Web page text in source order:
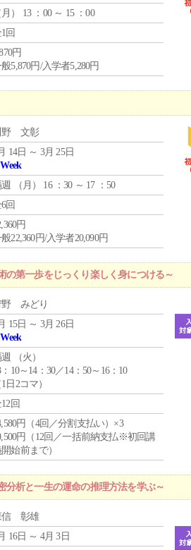
月 ） 13 ：00 ～ 15 ：00
回
円
5,870円/入学者5,280円
野 文彰
14日 ～ 3月 25日
週 （ 月 ） 16 ：30 ～ 17 ：50
回
円
22,360円/入学者20,090円
第一歩をじっくり楽しく身につける～
野 みどり
15日 ～ 3月 26日
週 （火 ）
：10～14：30／14：50～16：10
1日2コマ）
回
円（4回／分割支払い）×3
円（12回／一括前納支払※初回講
始前まで）
析と一生の運命の推理方法を学ぶ～
信 彰雄
16日 ～ 4月 3日